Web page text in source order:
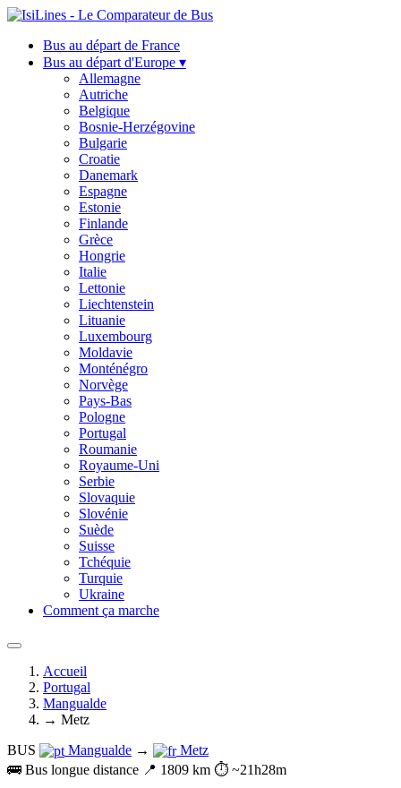
Bus au départ de France
Bus au départ d'Europe ▾
Allemagne
Autriche
Belgique
Bosnie-Herzégovine
Bulgarie
Croatie
Danemark
Espagne
Estonie
Finlande
Grèce
Hongrie
Italie
Lettonie
Liechtenstein
Lituanie
Luxembourg
Moldavie
Monténégro
Norvège
Pays-Bas
Pologne
Portugal
Roumanie
Royaume-Uni
Serbie
Slovaquie
Slovénie
Suède
Suisse
Tchéquie
Turquie
Ukraine
Comment ça marche
Accueil
Portugal
Mangualde
→ Metz
BUS
Mangualde →
Metz
🚌 Bus longue distance 📍 1809 km ⏱️ ~21h28m